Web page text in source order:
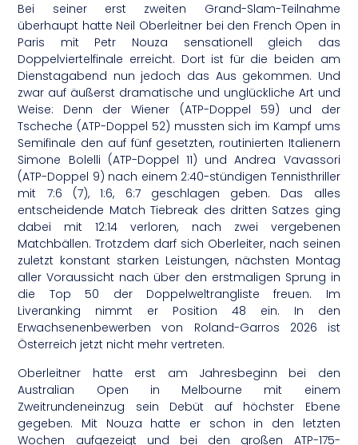
Bei seiner erst zweiten Grand-Slam-Teilnahme
überhaupt hatte Neil Oberleitner bei den French Open in
Paris mit Petr Nouza sensationell gleich das
Doppelviertelfinale erreicht. Dort ist für die beiden am
Dienstagabend nun jedoch das Aus gekommen. Und
zwar auf äußerst dramatische und unglückliche Art und
Weise: Denn der Wiener (ATP-Doppel 59) und der
Tscheche (ATP-Doppel 52) mussten sich im Kampf ums
Semifinale den auf fünf gesetzten, routinierten Italienern
Simone Bolelli (ATP-Doppel 11) und Andrea Vavassori
(ATP-Doppel 9) nach einem 2:40-stündigen Tennisthriller
mit 7:6 (7), 1:6, 6:7 geschlagen geben. Das alles
entscheidende Match Tiebreak des dritten Satzes ging
dabei mit 12:14 verloren, nach zwei vergebenen
Matchbällen. Trotzdem darf sich Oberleiter, nach seinen
zuletzt konstant starken Leistungen, nächsten Montag
aller Voraussicht nach über den erstmaligen Sprung in
die Top 50 der Doppelweltrangliste freuen. Im
Liveranking nimmt er Position 48 ein. In den
Erwachsenenbewerben von Roland-Garros 2026 ist
Österreich jetzt nicht mehr vertreten.
Oberleitner hatte erst am Jahresbeginn bei den
Australian Open in Melbourne mit einem
Zweitrundeneinzug sein Debüt auf höchster Ebene
gegeben. Mit Nouza hatte er schon in den letzten
Wochen aufgezeigt und bei den großen ATP-175-